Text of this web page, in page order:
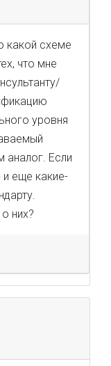
какой схеме
что мне
уровня
аналог. Если
и еще какие-
них?